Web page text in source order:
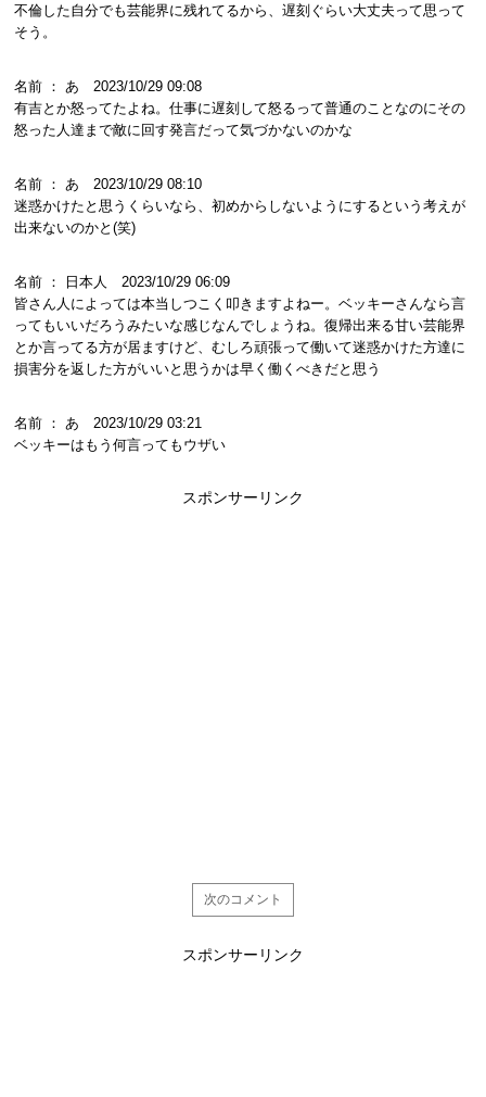
不倫した自分でも芸能界に残れてるから、遅刻ぐらい大丈夫って思って
そう。
名前 ： あ 2023/10/29 09:08
有吉とか怒ってたよね。仕事に遅刻して怒るって普通のことなのにその
怒った人達まで敵に回す発言だって気づかないのかな
名前 ： あ 2023/10/29 08:10
迷惑かけたと思うくらいなら、初めからしないようにするという考えが
出来ないのかと(笑)
名前 ： 日本人 2023/10/29 06:09
皆さん人によっては本当しつこく叩きますよねー。ベッキーさんなら言
ってもいいだろうみたいな感じなんでしょうね。復帰出来る甘い芸能界
とか言ってる方が居ますけど、むしろ頑張って働いて迷惑かけた方達に
損害分を返した方がいいと思うかは早く働くべきだと思う
名前 ： あ 2023/10/29 03:21
ベッキーはもう何言ってもウザい
スポンサーリンク
次のコメント
スポンサーリンク